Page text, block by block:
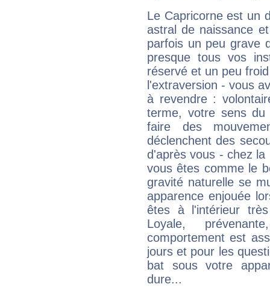
Le Capricorne est un
astral de naissance
parfois un peu grave
presque tous vos
réservé et un peu
l'extraversion - vous
à revendre :
terme, votre sens
faire des
déclenchent des
d'après vous - chez
vous êtes comme le
gravité naturelle se
apparence enjouée
êtes à l'intérieur
Loyale,
comportement est
jours et pour les
bat sous votre
dure...